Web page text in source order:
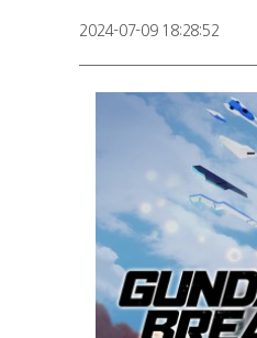
2024-07-09 18:28:52